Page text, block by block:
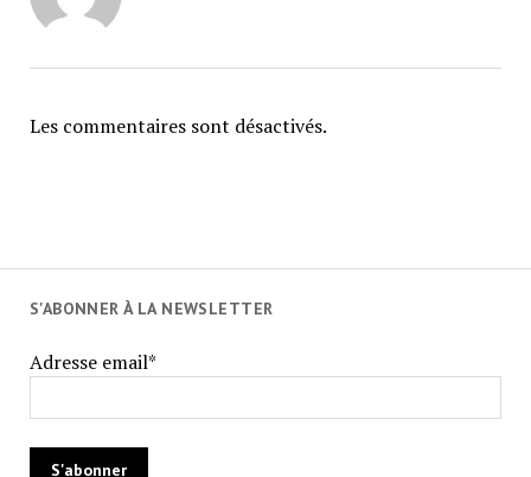
Les commentaires sont désactivés.
S'ABONNER À LA NEWSLETTER
Adresse email*